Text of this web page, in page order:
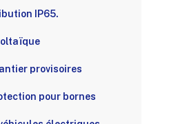
IP65.
provisoires
pour bornes